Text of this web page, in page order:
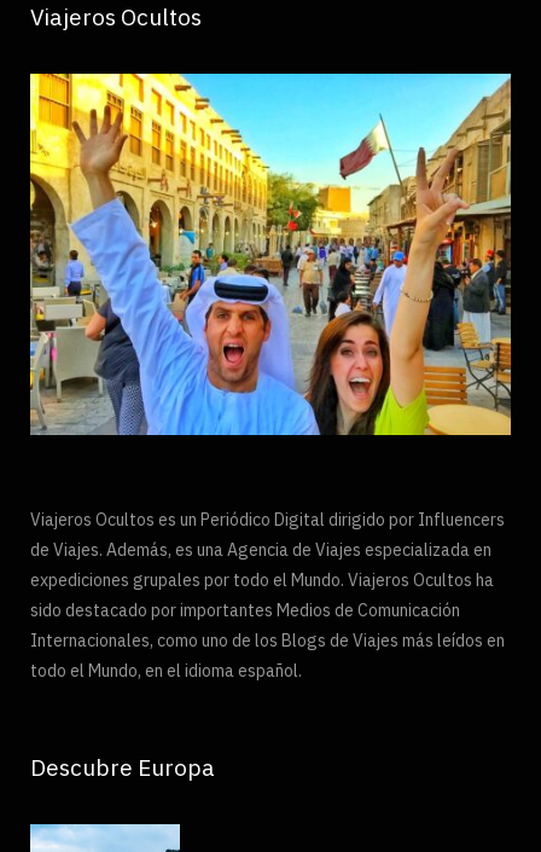
Viajeros Ocultos
Viajeros Ocultos es un Periódico Digital dirigido por Influencers
de Viajes. Además, es una Agencia de Viajes especializada en
expediciones grupales por todo el Mundo. Viajeros Ocultos ha
sido destacado por importantes Medios de Comunicación
Internacionales, como uno de los Blogs de Viajes más leídos en
todo el Mundo, en el idioma español.
Descubre Europa